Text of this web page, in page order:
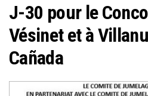
J-30 pour le
Vésinet et à
Cañada